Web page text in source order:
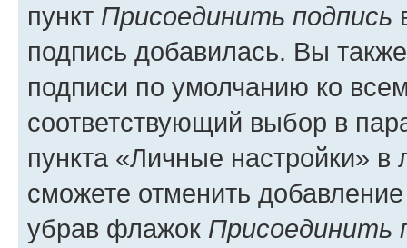
пункт Присоединить подпись
подпись добавилась. Вы
подписи по умолчанию ко
соответствующий выбор в
пункта «Личные настройки»
сможете отменить
убрав флажок Присоединить